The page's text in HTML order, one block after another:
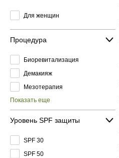
Для женщин
Процедура
Биоревитализация
Демакияж
Мезотерапия
Показать еще
Уровень SPF защиты
SPF 30
SPF 50